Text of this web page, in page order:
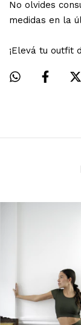
No olvides
medidas en la
¡Elevá tu outfit